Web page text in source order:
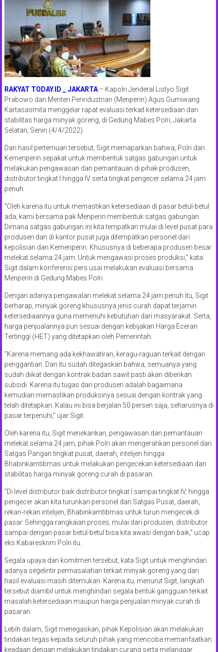
RAKYAT TODAY.ID _ JAKARTA– Kapolri Jenderal Listyo Sigit
Prabowo dan Menteri Perindustrian (Menperin) Agus Gumiwang
Kartasasmita menggelar rapat evaluasi terkait ketersediaan dan
stabilitas harga minyak goreng, di Gedung Mabes Polri, Jakarta
Selatan, Senin (4/4/2022).
Dari hasil pertemuan tersebut, Sigit memaparkan bahwa, Polri dan
Kemenperin sepakat untuk membentuk satgas gabungan untuk
melakukan pengawasan dan pemantauan di pihak produsen,
distributor tingkat I hingga IV serta tingkat pengecer selama 24 jam
penuh.
“Oleh karena itu untuk memastikan ketersediaan di pasar betul-betul
ada, kami bersama pak Menperin membentuk satgas gabungan.
Dimana satgas gabungan ini kita tempatkan mulai di level pusat para
produsen dan di kantor pusat juga ditempatkan personel dari
kepolisian dan Kemenperin. Khususnya di beberapa produsen besar
melekat selama 24 jam. Untuk mengawasi proses produksi,” kata
Sigit dalam konferensi pers usai melakukan evaluasi bersama
Menperin di Gedung Mabes Polri.
Dengan adanya pengawalan melekat selama 24 jam penuh itu, Sigit
berharap, minyak goreng khususnya jenis curah dapat terjamin
ketersediaannya guna memenuhi kebutuhan dari masyarakat. Serta,
harga penjualannya pun sesuai dengan kebijakan Harga Eceran
Tertinggi (HET) yang ditetapkan oleh Pemerintah.
“Karena memang ada kekhawatiran, keragu-raguan terkait dengan
penggantian. Dan itu sudah ditegaskan bahwa, semuanya yang
sudah diikat dengan kontrak badan sawit pasti akan diberikan
subsidi. Karena itu tugas dari produsen adalah bagaimana
kemudian memastikan produksinya sesuai dengan kontrak yang
telah ditetapkan. Kalau ini bisa berjalan 50 persen saja, seharusnya di
pasar terpenuhi,” ujar Sigit.
Oleh karena itu, Sigit menekankan, pengawasan dan pemantauan
melekat selama 24 jam, pihak Polri akan mengerahkan personel dari
Satgas Pangan tingkat pusat, daerah, intelijen hingga
Bhabinkamtibmas untuk melakukan pengecekan ketersediaan dan
stabilitas harga minyak goreng curah di pasaran.
“Di level distributor baik distributor tingkat I sampai tingkat IV, hingga
pengecer akan kita turunkan personel dari Satgas Pusat, daerah,
rekan-rekan intelijen, Bhabinkamtibmas untuk turun mengecek di
pasar. Sehingga rangkaian proses, mulai dari produsen, distributor
sampai dengan pasar betul-betul bisa kita awasi dengan baik,” ucap
eks Kabareskrim Polri itu.
Segala upaya dan komitmen tersebut, kata Sigit untuk menghindari
adanya segelintir permasalahan terkait minyak goreng yang dari
hasil evaluasi masih ditemukan. Karena itu, menurut Sigit, langkah
tersebut diambil untuk menghindari segala bentuk gangguan terkait
masalah ketersediaan maupun harga penjualan minyak curah di
pasaran.
Lebih dalam, Sigit menegaskan, pihak Kepolisian akan melakukan
tindakan tegas kepada seluruh pihak yang mencoba memanfaatkan
keadaan dengan melakukan tindakan curang serta melanggar